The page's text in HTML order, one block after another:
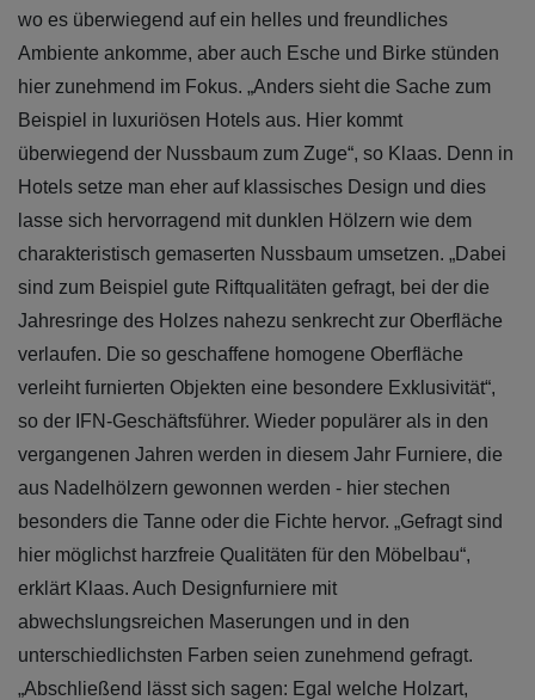
wo es überwiegend auf ein helles und freundliches
Ambiente ankomme, aber auch Esche und Birke stünden
hier zunehmend im Fokus. „Anders sieht die Sache zum
Beispiel in luxuriösen Hotels aus. Hier kommt
überwiegend der Nussbaum zum Zuge“, so Klaas. Denn in
Hotels setze man eher auf klassisches Design und dies
lasse sich hervorragend mit dunklen Hölzern wie dem
charakteristisch gemaserten Nussbaum umsetzen. „Dabei
sind zum Beispiel gute Riftqualitäten gefragt, bei der die
Jahresringe des Holzes nahezu senkrecht zur Oberfläche
verlaufen. Die so geschaffene homogene Oberfläche
verleiht furnierten Objekten eine besondere Exklusivität“,
so der IFN-Geschäftsführer. Wieder populärer als in den
vergangenen Jahren werden in diesem Jahr Furniere, die
aus Nadelhölzern gewonnen werden - hier stechen
besonders die Tanne oder die Fichte hervor. „Gefragt sind
hier möglichst harzfreie Qualitäten für den Möbelbau“,
erklärt Klaas. Auch Designfurniere mit
abwechslungsreichen Maserungen und in den
unterschiedlichsten Farben seien zunehmend gefragt.
„Abschließend lässt sich sagen: Egal welche Holzart,